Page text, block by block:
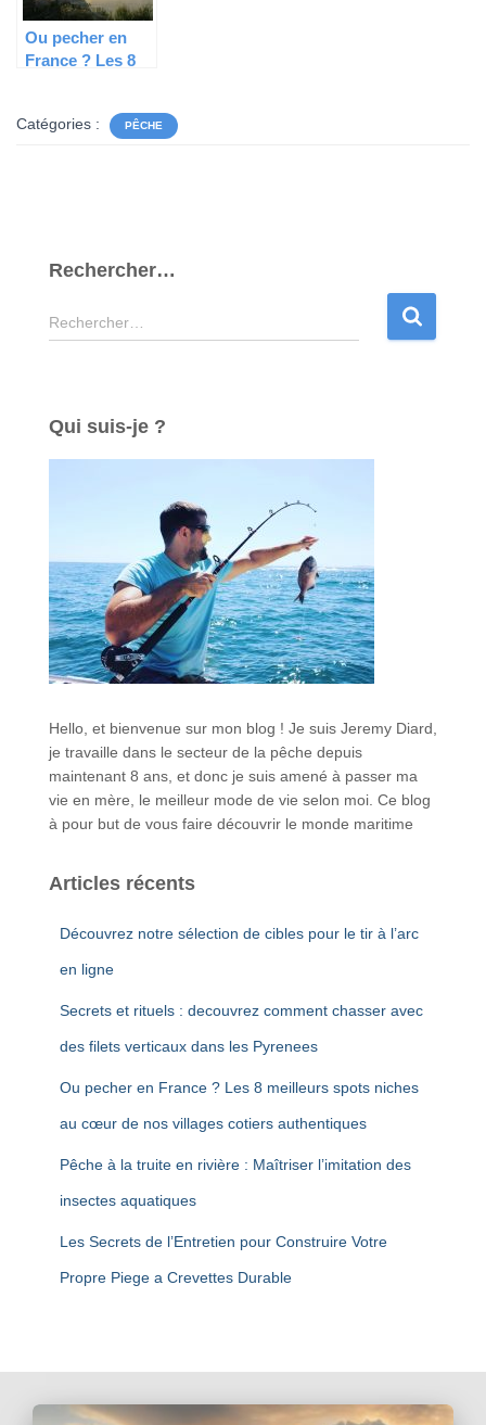
Ou pecher en
France ? Les 8
de nos villages
Catégories : PÊCHE
Rechercher…
R
e
r
c
:
Rechercher…
Qui suis-je ?
Hello, et bienvenue sur mon blog ! Je suis Jeremy Diard,
je travaille dans le secteur de la pêche depuis
maintenant 8 ans, et donc je suis amené à passer ma
vie en mère, le meilleur mode de vie selon moi. Ce blog
à pour but de vous faire découvrir le monde maritime
Articles récents
Découvrez notre sélection de cibles pour le tir à l’arc
en ligne
Secrets et rituels : decouvrez comment chasser avec
des filets verticaux dans les Pyrenees
Ou pecher en France ? Les 8 meilleurs spots niches
au cœur de nos villages cotiers authentiques
Pêche à la truite en rivière : Maîtriser l’imitation des
insectes aquatiques
Les Secrets de l’Entretien pour Construire Votre
Propre Piege a Crevettes Durable